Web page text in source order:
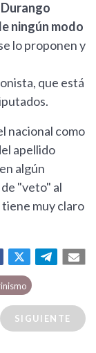
ningún modo
lo proponen y
que está
nacional como
apellido
algún
"veto" al
muy claro
SIGUIENTE